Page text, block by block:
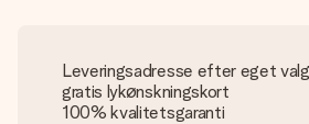
Leveringsadresse efter eget valg
gratis lykønskningskort
100% kvalitetsgaranti